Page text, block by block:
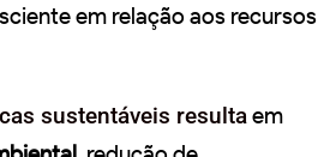
em relação aos recursos
sustentáveis resultaem